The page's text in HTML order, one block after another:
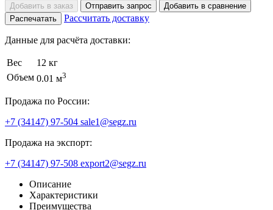
Добавить в заказ Отправить запрос
Добавить в сравнение
Распечатать
Рассчитать доставку
Данные для расчёта доставки:
Вес
12 кг
Объем 0.01 м3
Продажа по России:
+7 (34147) 97-504 sale1@segz.ru
Продажа на экспорт:
+7 (34147) 97-508 export2@segz.ru
Описание
Характеристики
Преимущества